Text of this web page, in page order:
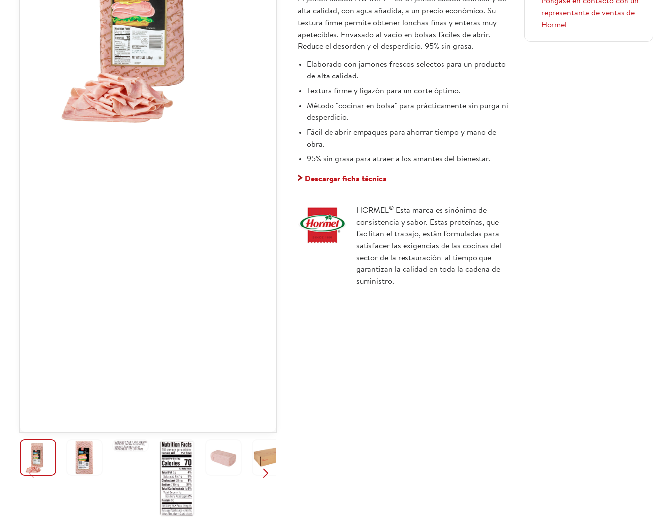
alta calidad, con agua añadida, a un precio económico. Su
textura firme permite obtener lonchas finas y enteras muy
apetecibles. Envasado al vacío en bolsas fáciles de abrir.
Reduce el desorden y el desperdicio. 95% sin grasa.
Elaborado con jamones frescos selectos para un producto
de alta calidad.
Textura firme y ligazón para un corte óptimo.
Método "cocinar en bolsa" para prácticamente sin purga ni
desperdicio.
Fácil de abrir empaques para ahorrar tiempo y mano de
obra.
95% sin grasa para atraer a los amantes del bienestar.
Descargar ficha técnica
HORMEL® Esta marca es sinónimo de
consistencia y sabor. Estas proteínas, que
facilitan el trabajo, están formuladas para
satisfacer las exigencias de las cocinas del
sector de la restauración, al tiempo que
garantizan la calidad en toda la cadena de
suministro.
Póngase en contacto con un
representante de ventas de
Hormel